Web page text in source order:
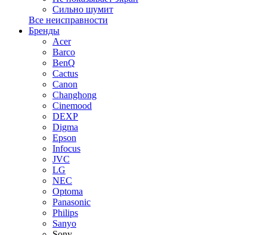
Сильно шумит
Все неисправности
Бренды
Acer
Barco
BenQ
Cactus
Canon
Changhong
Cinemood
DEXP
Digma
Epson
Infocus
JVC
LG
NEC
Optoma
Panasonic
Philips
Sanyo